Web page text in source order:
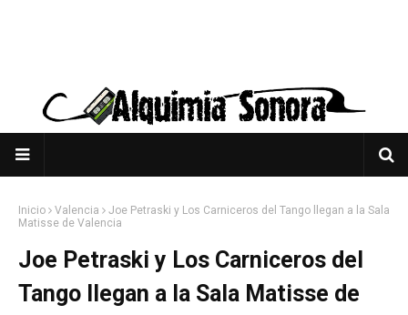
Inicio Valencia
Joe Petraski y Los Carniceros del Tango llegan a la Sala
Matisse de Valencia
Joe Petraski y Los Carniceros del
Tango llegan a la Sala Matisse de